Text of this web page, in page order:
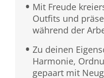
Mit Freude
Outfits und
während der
Zu deinen
Harmonie,
gepaart mit